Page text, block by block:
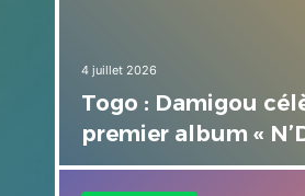
4 juillet 2026
Togo : Damigou
premier album «